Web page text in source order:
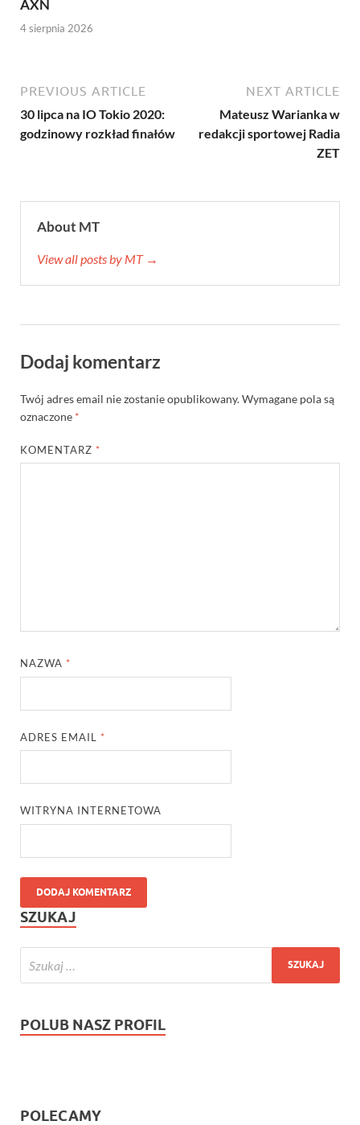
AXN
4 sierpnia 2026
PREVIOUS ARTICLE
30 lipca na IO Tokio 2020:
godzinowy rozkład finałów
NEXT ARTICLE
Mateusz Warianka w
redakcji sportowej Radia
ZET
About MT
View all posts by MT →
Dodaj komentarz
Twój adres email nie zostanie opublikowany.Wymagane pola są
oznaczone *
KOMENTARZ *
NAZWA *
ADRES EMAIL *
WITRYNA INTERNETOWA
SZUKAJ
POLUB NASZ PROFIL
POLECAMY